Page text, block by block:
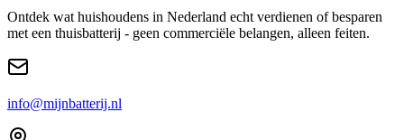
Ontdek wat huishoudens in Nederland echt verdienen of besparen
met een thuisbatterij - geen commerciële belangen, alleen feiten.
info@mijnbatterij.nl